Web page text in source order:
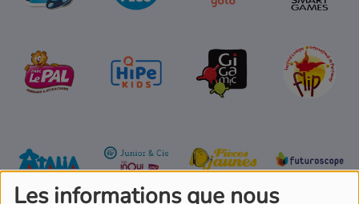
Les informations que nous
Podcasts
Pitchoun Rédac
Qui sommes-nous ?
Contact